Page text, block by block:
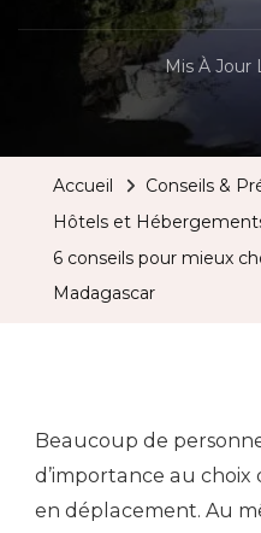
Mis À Jour
Accueil
Conseils &
Hôtels et
6 conseils pour mieux
Madagascar
Beaucoup de
d’importance au choix
en déplacement. Au